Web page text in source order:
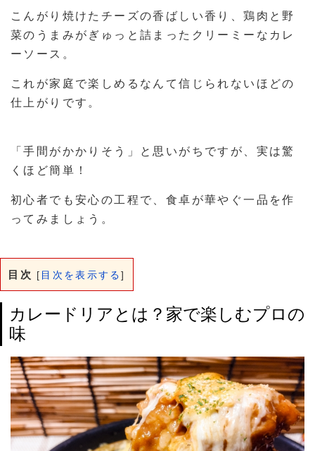
こんがり焼けたチーズの香ばしい香り、鶏肉と野
菜のうまみがぎゅっと詰まったクリーミーなカレ
ーソース。
これが家庭で楽しめるなんて信じられないほどの
仕上がりです。
「手間がかかりそう」と思いがちですが、実は驚
くほど簡単！
初心者でも安心の工程で、食卓が華やぐ一品を作
ってみましょう。
目次 [ 目次を表示する]
カレードリアとは？家で楽しむプロの
味